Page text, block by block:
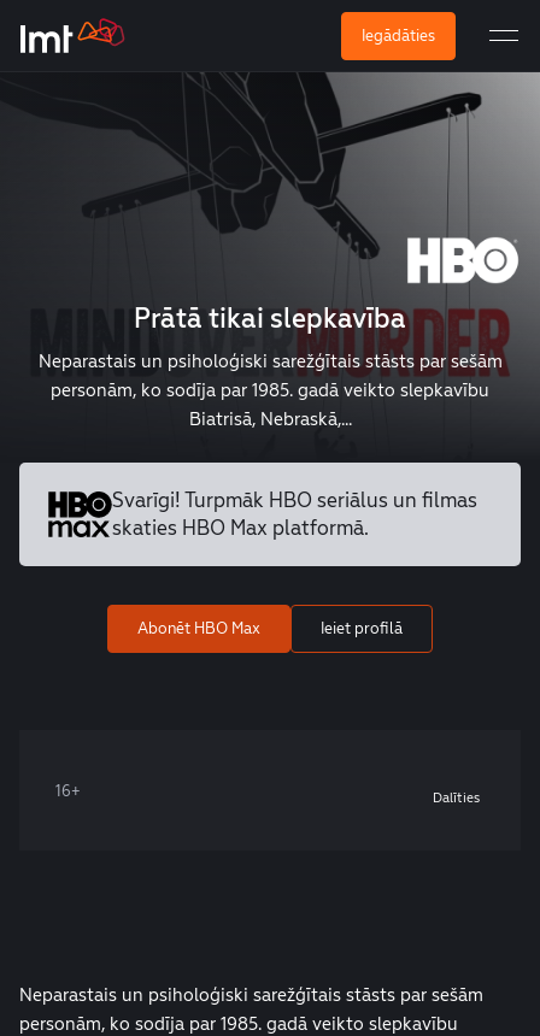
Iegādāties
Prātā tikai slepkavība
Neparastais un psiholoģiski sarežģītais stāsts par sešām
personām, ko sodīja par 1985. gadā veikto slepkavību
Biatrisā, Nebraskā,...
Svarīgi! Turpmāk HBO seriālus un filmas
skaties HBO Max platformā.
Abonēt HBO Max Ieiet profilā
16+ Dalīties
Neparastais un psiholoģiski sarežģītais stāsts par sešām
personām, ko sodīja par 1985. gadā veikto slepkavību